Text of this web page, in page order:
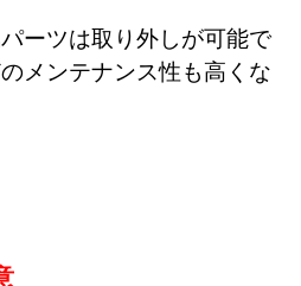
ーツは取り外しが可能で
メンテナンス性も高くな